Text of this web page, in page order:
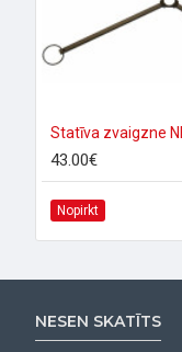
43.00€
Nopirkt
NESEN SKATĪTS